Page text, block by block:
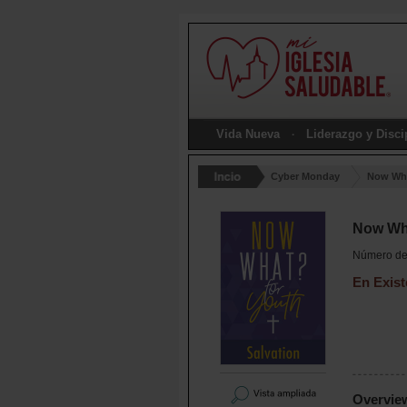
Vida Nueva Liderazgo y
Cyber Monday Now
Now
Número
En